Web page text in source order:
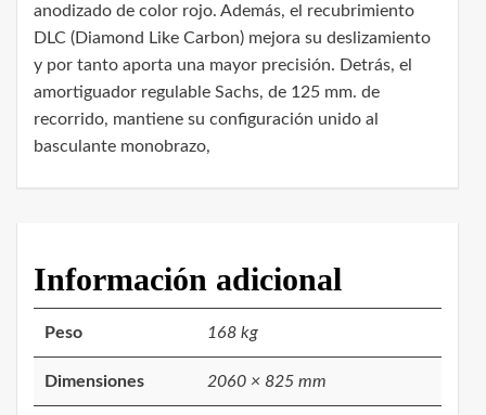
anodizado de color rojo. Además, el recubrimiento
DLC (Diamond Like Carbon) mejora su deslizamiento
y por tanto aporta una mayor precisión. Detrás, el
amortiguador regulable Sachs, de 125 mm. de
recorrido, mantiene su configuración unido al
basculante monobrazo,
Información adicional
Peso 168 kg
Dimensiones 2060 × 825 mm